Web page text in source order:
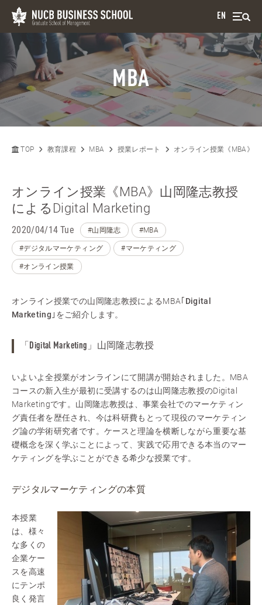
EN
MBA
TOP 教育課程 MBA 授業レポート オンライン授業《MBA》
オンライン授業《MBA》山岡隆志教授
によるDigital Marketing
2020/04/14 Tue #山岡隆志 #MBA
#デジタルマーケティング #マーケティング
#オンライン授業
オンライン授業での山岡隆志教授によるMBA ｢Digital
Marketing｣ をご紹介します。
「Digital Marketing」山岡隆志教授
いよいよ全授業がオンラインにて開講が開始されました。MBA
コースの新入生が最初に受講するのは山岡隆志教授のDigital
Marketingです。山岡隆志教授は、事業会社でのマーケティン
グ責任者を歴任され、今は科研費もとって現役のマーケティン
グ論の学術研究者です。ケースと理論を横断しながら重要な基
礎概念を深く学ぶことによって、実践で応用できる本当のマー
ケティングを学ぶことができる希少な授業です。
デジタルマーケティングの本質
本授業
は、様々
な多くの
企業ケー
スを高速
にテンポ
良く発言